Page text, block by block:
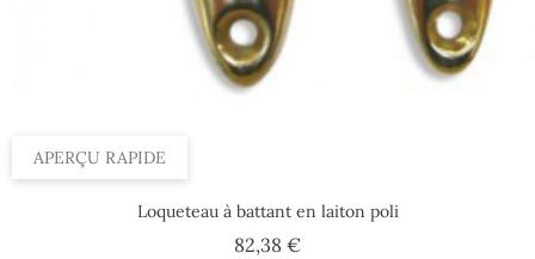
APERÇU RAPIDE
Loqueteau à battant en laiton poli
82,38 €Prix